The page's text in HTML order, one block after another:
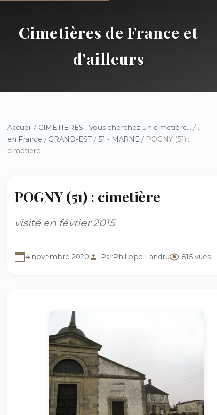
Cimetières de France et
d'ailleurs
Accueil / CIMETIERES : Vous cherchez un cimetière... / ...
en France / GRAND-EST / 51 - MARNE / POGNY (51) :
cimetière
POGNY (51) : cimetière
visité en février 2015
4 novembre 2020 ParPhilippe Landru 815 vues